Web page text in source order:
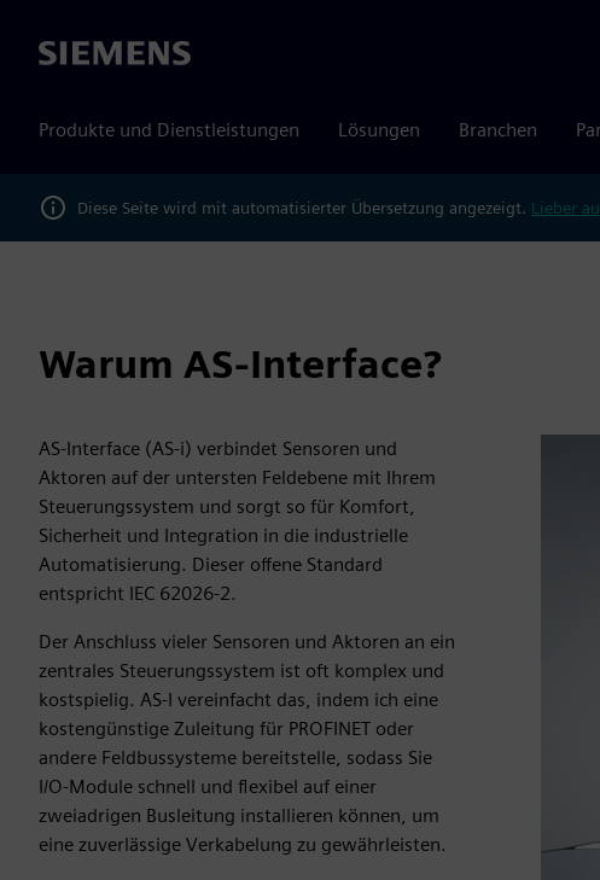
Siemens
Produkte und Dienstleistungen Lösungen Branchen
Diese Seite wird mit automatisierter Übersetzung angezeigt. Lieber
Warum AS-Interface?
AS-Interface (AS-i) verbindet Sensoren und
Aktoren auf der untersten Feldebene mit Ihrem
Steuerungssystem und sorgt so für Komfort,
Sicherheit und Integration in die industrielle
Automatisierung. Dieser offene Standard
entspricht IEC 62026-2.
Der Anschluss vieler Sensoren und Aktoren an ein
zentrales Steuerungssystem ist oft komplex und
kostspielig. AS-I vereinfacht das, indem ich eine
kostengünstige Zuleitung für PROFINET oder
andere Feldbussysteme bereitstelle, sodass Sie
I/O-Module schnell und flexibel auf einer
zweiadrigen Busleitung installieren können, um
eine zuverlässige Verkabelung zu gewährleisten.